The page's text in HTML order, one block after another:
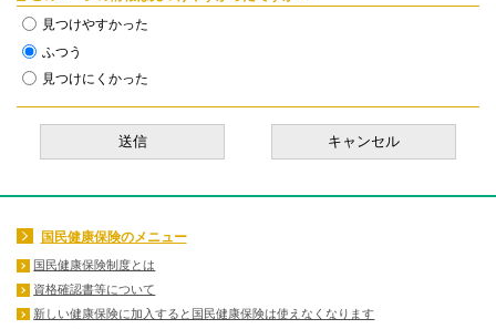
見つけやすかった
ふつう
見つけにくかった
国民健康保険のメニュー
国民健康保険制度とは
資格確認書等について
新しい健康保険に加入すると国民健康保険は使えなくなります